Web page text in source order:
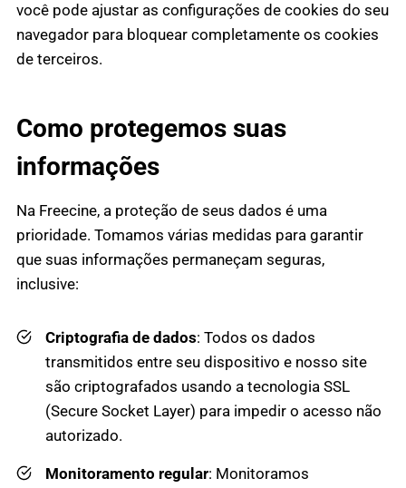
você pode ajustar as configurações de cookies do seu
navegador para bloquear completamente os cookies
de terceiros.
Como protegemos suas
informações
Na Freecine, a proteção de seus dados é uma
prioridade. Tomamos várias medidas para garantir
que suas informações permaneçam seguras,
inclusive:
Criptografia de dados: Todos os dados
transmitidos entre seu dispositivo e nosso site
são criptografados usando a tecnologia SSL
(Secure Socket Layer) para impedir o acesso não
autorizado.
Monitoramento regular: Monitoramos